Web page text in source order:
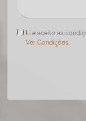
Li e aceito as
Ver Condições.